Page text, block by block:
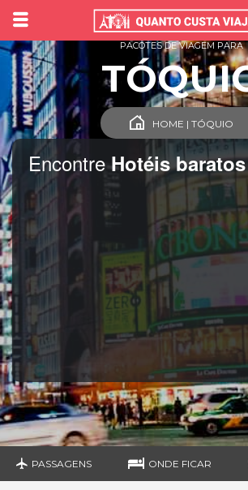
EncontreHotéis baratos
PACOTES DE VIAGEM PARA
HOME | TÓQUIO
PASSAGENS ONDE FICAR